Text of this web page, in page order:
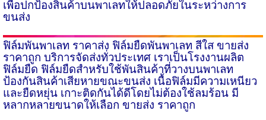
เพื่อปกป้องสินค้าบนพาเลทให้ปลอดภัยในระหว่างการ
ขนส่ง
ฟิล์มพันพาเลท ราคาส่ง ฟิล์มยืดพันพาเลท สีใส ขายส่ง
ราคาถูก บริการจัดส่งทั่วประเทศ เราเป็นโรงงานผลิต
ฟิล์มยืด ฟิล์มยืดสำหรับใช้พันสินค้าที่วางบนพาเลท
ป้องกันสินค้าเสียหายขณะขนส่ง เนื้อฟิล์มมีความเหนียว
และยืดหยุ่น เกาะติดกันได้ดีโดยไม่ต้องใช้ลมร้อน มี
หลากหลายขนาดให้เลือก ขายส่ง ราคาถูก